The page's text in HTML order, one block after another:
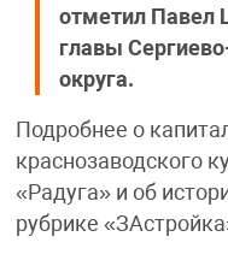
отметил Павел
главы
округа.
Подробнее о
краснозаводского
«Радуга» и об
рубрике